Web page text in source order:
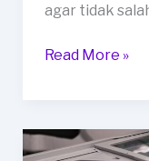
agar tidak
Genset
Dapur
Read More »